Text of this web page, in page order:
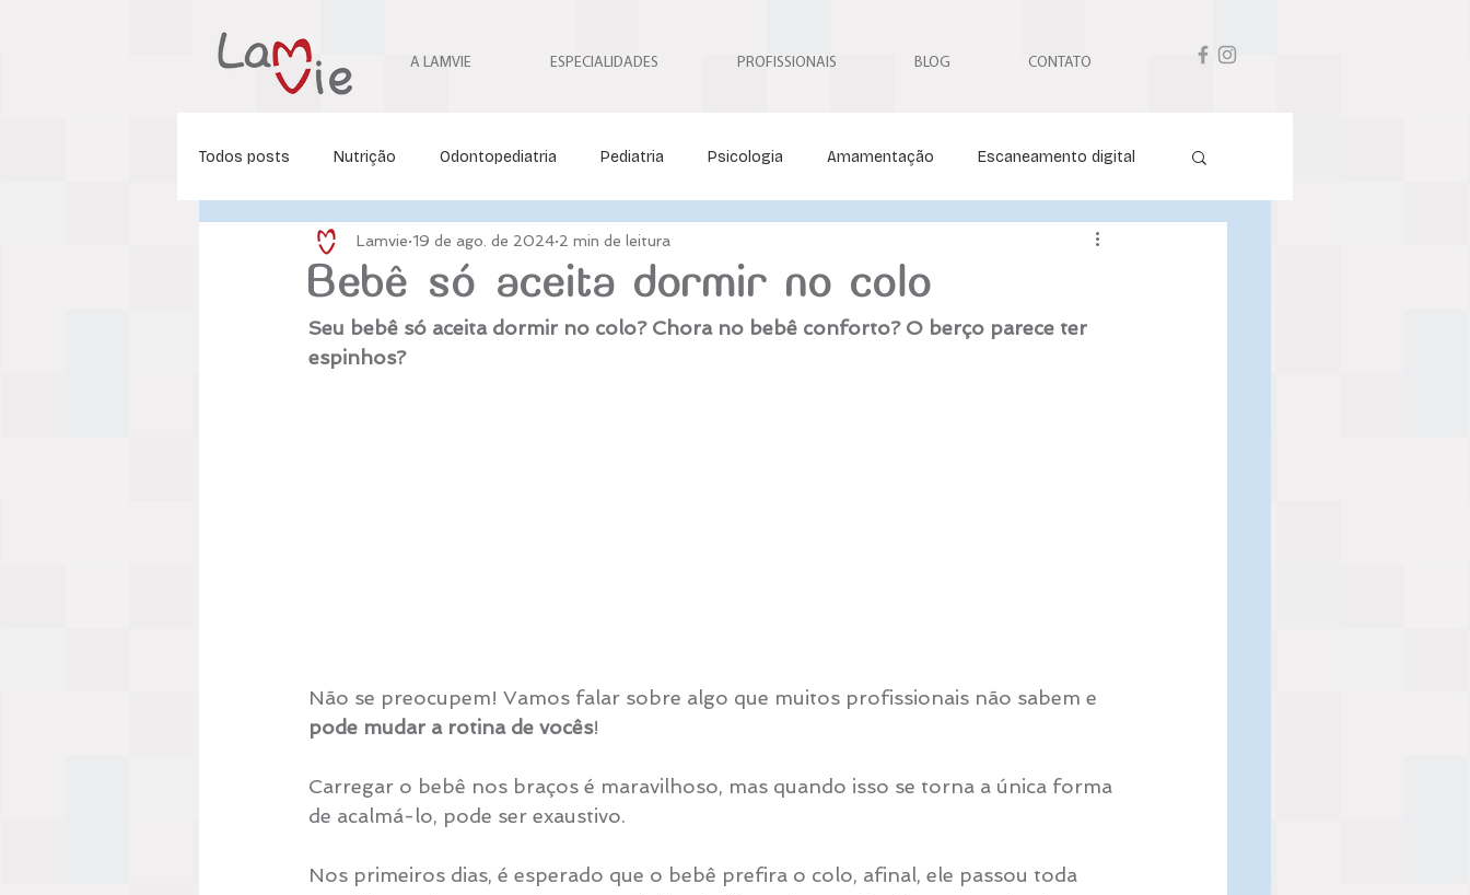
A LAMVIE ESPECIALIDADES PROFISSIONAIS BLOG CONTATO
Todos posts Nutrição Odontopediatria Pediatria Psicologia Amamentação Escaneamento digital
Ortodontia Fonoaudiologia Neuropediatria
Fisioterapia Pediátrica
Bebê só aceita dormir no colo
Lamvie 19 de ago. de 2024 2 min de leitura
Seu bebê só aceita dormir no colo? Chora no bebê conforto? O berço parece ter
espinhos?
Não se preocupem! Vamos falar sobre algo que muitos profissionais não sabem e
pode mudar a rotina de vocês!
Carregar o bebê nos braços é maravilhoso, mas quando isso se torna a única forma
de acalmá-lo, pode ser exaustivo.
Nos primeiros dias, é esperado que o bebê prefira o colo, afinal, ele passou toda